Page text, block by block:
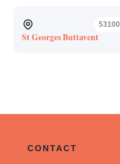
53100
St Georges Buttavent
CONTACT